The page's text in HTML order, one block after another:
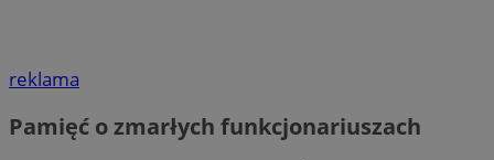
reklama
Pamięć o zmarłych funkcjonariuszach